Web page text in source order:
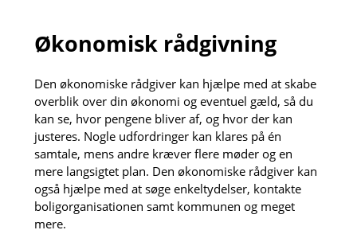
Økonomisk rådgivning
Den økonomiske rådgiver kan hjælpe med at skabe
overblik over din økonomi og eventuel gæld, så du
kan se, hvor pengene bliver af, og hvor der kan
justeres. Nogle udfordringer kan klares på én
samtale, mens andre kræver flere møder og en
mere langsigtet plan. Den økonomiske rådgiver kan
også hjælpe med at søge enkeltydelser, kontakte
boligorganisationen samt kommunen og meget
mere.